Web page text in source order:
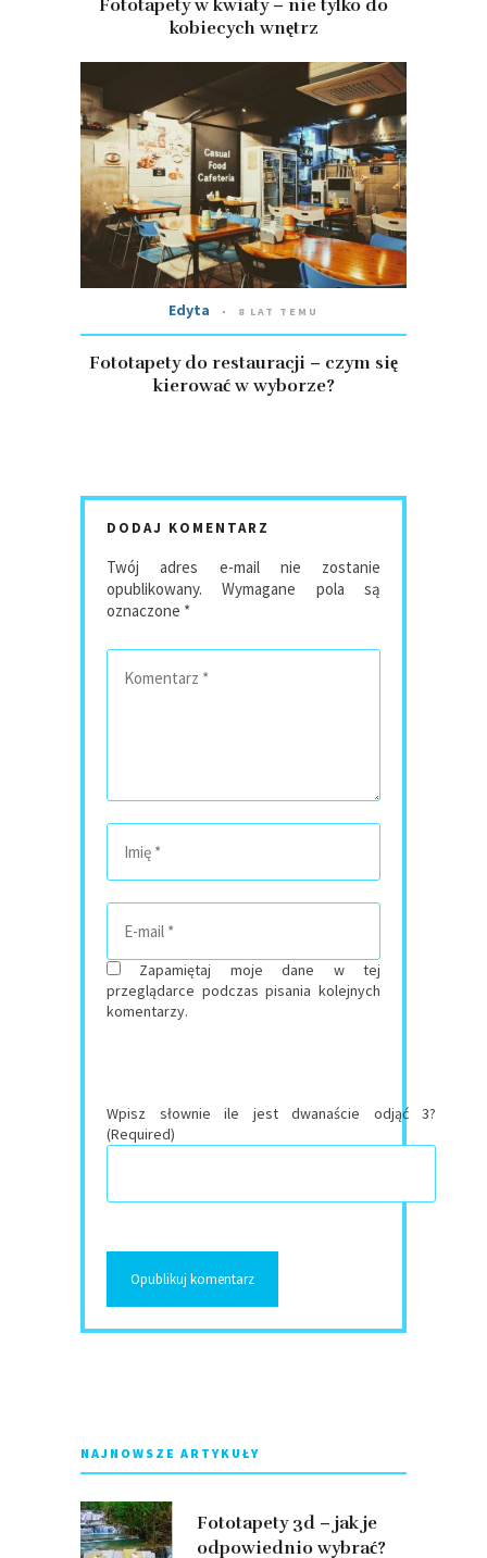
Fototapety w kwiaty – nie tylko do
kobiecych wnętrz
Edyta 8 LAT TEMU
Fototapety do restauracji – czym się
kierować w wyborze?
DODAJ KOMENTARZ
Twój adres e-mail nie zostanie
opublikowany.
Wymagane pola są
oznaczone *
Zapamiętaj moje dane w tej
przeglądarce podczas pisania kolejnych
komentarzy.
Wpisz słownie ile jest dwanaście odjąć 3?
(Required)
NAJNOWSZE ARTYKUŁY
Fototapety 3d – jak je
odpowiednio wybrać?